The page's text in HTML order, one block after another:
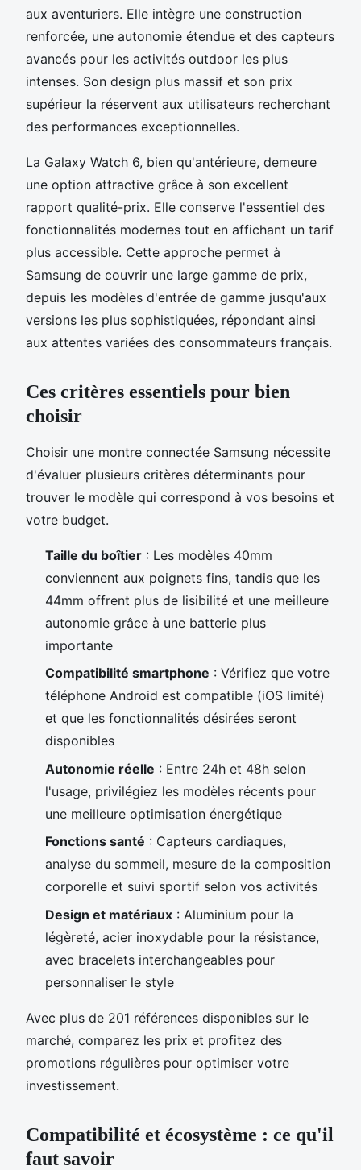
aux aventuriers. Elle intègre une construction
renforcée, une autonomie étendue et des capteurs
avancés pour les activités outdoor les plus
intenses. Son design plus massif et son prix
supérieur la réservent aux utilisateurs recherchant
des performances exceptionnelles.
La Galaxy Watch 6, bien qu'antérieure, demeure
une option attractive grâce à son excellent
rapport qualité-prix. Elle conserve l'essentiel des
fonctionnalités modernes tout en affichant un tarif
plus accessible. Cette approche permet à
Samsung de couvrir une large gamme de prix,
depuis les modèles d'entrée de gamme jusqu'aux
versions les plus sophistiquées, répondant ainsi
aux attentes variées des consommateurs français.
Ces critères essentiels pour bien
choisir
Choisir une montre connectée Samsung nécessite
d'évaluer plusieurs critères déterminants pour
trouver le modèle qui correspond à vos besoins et
votre budget.
Taille du boîtier : Les modèles 40mm
conviennent aux poignets fins, tandis que les
44mm offrent plus de lisibilité et une meilleure
autonomie grâce à une batterie plus
importante
Compatibilité smartphone : Vérifiez que votre
téléphone Android est compatible (iOS limité)
et que les fonctionnalités désirées seront
disponibles
Autonomie réelle : Entre 24h et 48h selon
l'usage, privilégiez les modèles récents pour
une meilleure optimisation énergétique
Fonctions santé : Capteurs cardiaques,
analyse du sommeil, mesure de la composition
corporelle et suivi sportif selon vos activités
Design et matériaux : Aluminium pour la
légèreté, acier inoxydable pour la résistance,
avec bracelets interchangeables pour
personnaliser le style
Avec plus de 201 références disponibles sur le
marché, comparez les prix et profitez des
promotions régulières pour optimiser votre
investissement.
Compatibilité et écosystème : ce qu'il
faut savoir